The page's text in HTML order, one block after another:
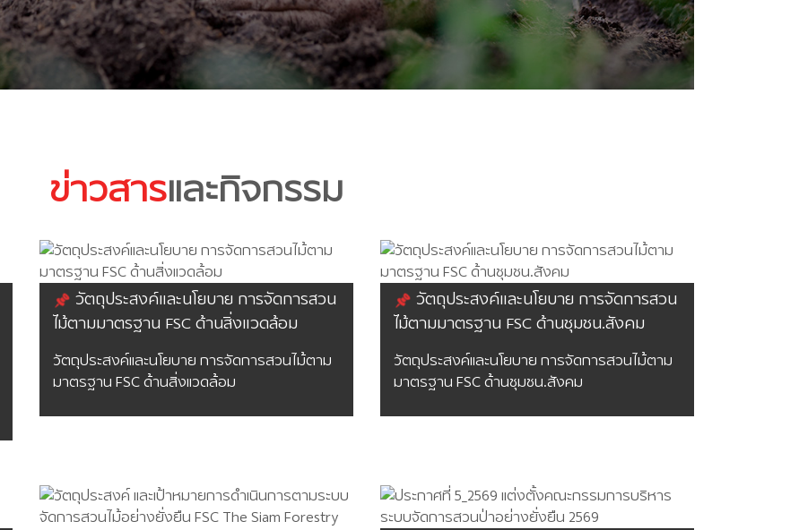
ข่าวสารและกิจกรรม
วัตถุประสงค์และนโยบาย การจัดการสวน
ไม้ตามมาตรฐาน FSC ด้านสิ่งแวดล้อม
วัตถุประสงค์และนโยบาย การจัดการสวนไม้ตาม
มาตรฐาน FSC ด้านสิ่งแวดล้อม
วัตถุประสงค์และนโยบาย การจัดการสวน
ไม้ตามมาตรฐาน FSC ด้านชุมชน.สังคม
วัตถุประสงค์และนโยบาย การจัดการสวนไม้ตาม
มาตรฐาน FSC ด้านชุมชน.สังคม